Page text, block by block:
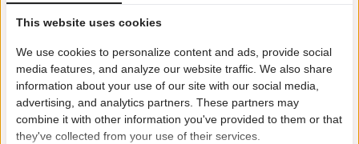
interactieve speelboog
massage studio
Restaurant met oog voor detail
This website uses cookies
We use cookies to personalize content and ads, provide social
media features, and analyze our website traffic. We also share
information about your use of our site with our social media,
advertising, and analytics partners. These partners may
combine it with other information you've provided to them or that
they've collected from your use of their services.